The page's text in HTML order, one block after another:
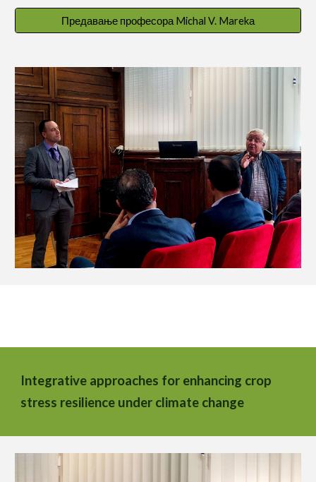
Предавање професора Michal V. Marekа
Integrative approaches for enhancing crop
stress resilience under climate change